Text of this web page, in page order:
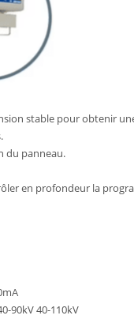
stable pour obtenir
du panneau.
en profondeur la
90kV 40-110kV